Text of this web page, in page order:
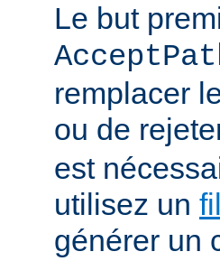
Le but
remplacer
ou de
est
utilisez un
générer un